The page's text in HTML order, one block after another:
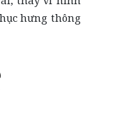
hưng thông